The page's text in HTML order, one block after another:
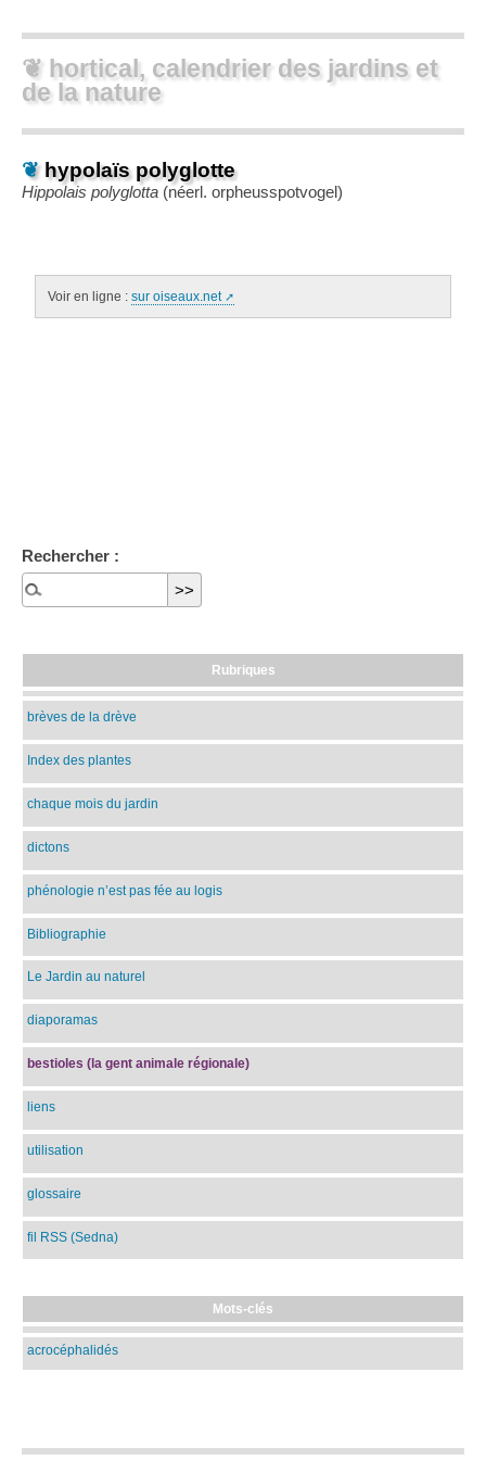
❦ hortical, calendrier des jardins et
de la nature
❦ hypolaïs polyglotte
Hippolais polyglotta (néerl. orpheusspotvogel)
Voir en ligne : sur oiseaux.net
Rechercher :
Rubriques
brèves de la drève
Index des plantes
chaque mois du jardin
dictons
phénologie n’est pas fée au logis
Bibliographie
Le Jardin au naturel
diaporamas
bestioles (la gent animale régionale)
liens
utilisation
glossaire
fil RSS (Sedna)
Mots-clés
acrocéphalidés